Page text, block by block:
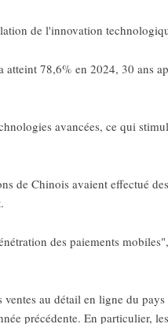
de l'innovation
78,6% en 2024, 30 ans
avancées, ce qui
de Chinois avaient effectué
des paiements
au détail en ligne du
précédente. En particulier,